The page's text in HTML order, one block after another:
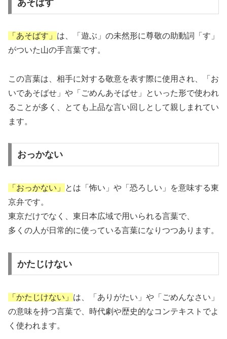
あそばす
「あそばす」 は、「遊ぶ」の未然形に尊敬の助動詞「す」
がついた山の手言葉です。
この言葉は、相手に対する敬意を表す際に使用され、「お
いであそばせ」や「ごめんあそばせ」といった形で使われ
ることが多く、とても上品な言い回しとして親しまれてい
ます。
おっかない
「おっかない」
とは「怖い」や「恐ろしい」を意味する東
京弁です。
東京だけでなく、東日本広域で用いられる言葉で、
多くの人が日常的に使っている言葉になりつつあります。
かたじけない
「かたじけない」 は、「ありがたい」や「ごめんなさい」
の意味を持つ言葉で、時代劇や歴史的なコンテキストでよ
く使われます。